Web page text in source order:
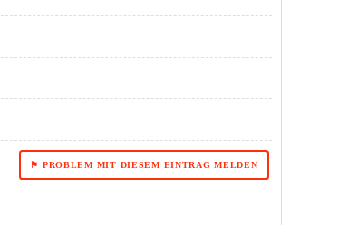
⚑ PROBLEM MIT DIESEM EINTRAG MELDEN